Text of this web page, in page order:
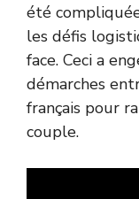
été
les défis
face. Ceci a
démarches
français pour
couple.